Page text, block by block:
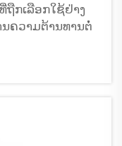
ຖືກເລືອກໃຊ້ຢ່າງ
ຄວາມຕ້ານທານຕໍ່
ມໝັ້ນຄົງໃນ
າງເລືອກທີ່ເປັນ
ເຕນຽມໃຫ້